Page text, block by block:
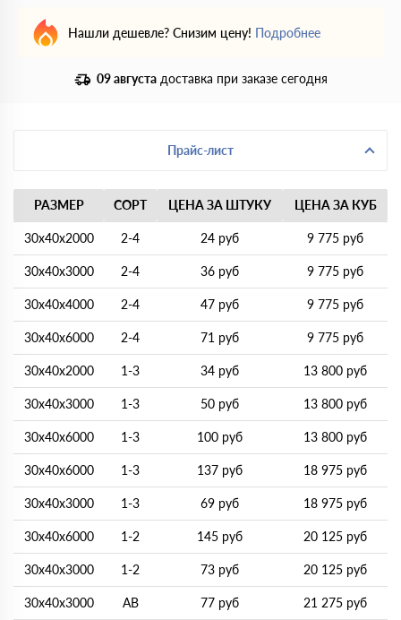
Нашли дешевле? Снизим цену! Подробнее
09 августа доставка при заказе сегодня
Прайс-лист
РАЗМЕР СОРТ ЦЕНА ЗА ШТУКУ ЦЕНА ЗА КУБ
30х40х2000 2-4 24 руб 9 775 руб
30х40х3000 2-4 36 руб 9 775 руб
30х40х4000 2-4 47 руб 9 775 руб
30х40х6000 2-4 71 руб 9 775 руб
30х40х2000 1-3 34 руб 13 800 руб
30х40х3000 1-3 50 руб 13 800 руб
30х40х6000 1-3 100 руб 13 800 руб
30х40х6000 1-3 137 руб 18 975 руб
30х40х3000 1-3 69 руб 18 975 руб
30х40х6000 1-2 145 руб 20 125 руб
30х40х3000 1-2 73 руб 20 125 руб
30х40х3000 АВ 77 руб 21 275 руб